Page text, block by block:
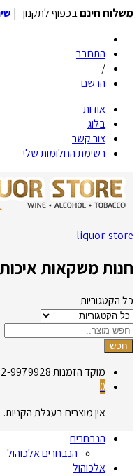
משלוח חינםבכפוף לתקנון |
התחבר
/
הרשם
אודות
בלוג
צור קשר
רשימת החלומות שלי
liquor-store
חנות משקאות
כל הקטגוריות
חפש
מוקד הזמנות9979928
0
אין מוצרים בעגלת הקניות.
הנבחרים
הנבחרים אלכוהול
אלכוהול